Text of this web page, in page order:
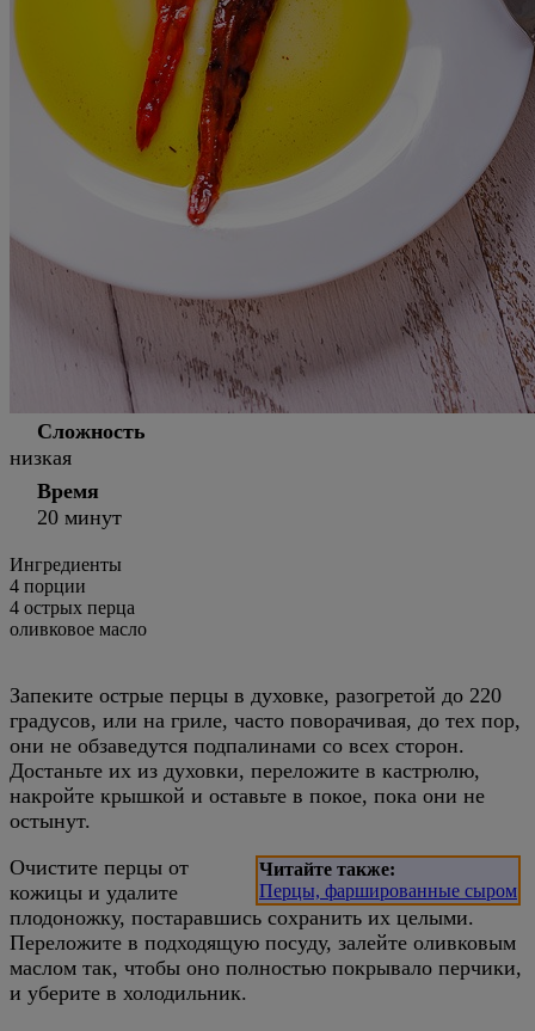
Сложность
низкая
Время
20 минут
Ингредиенты
4 порции
4 острых перца
оливковое масло
Запеките острые перцы в духовке, разогретой до 220
градусов, или на гриле, часто поворачивая, до тех пор,
они не обзаведутся подпалинами со всех сторон.
Достаньте их из духовки, переложите в кастрюлю,
накройте крышкой и оставьте в покое, пока они не
остынут.
Читайте также:
Перцы, фаршированные сыром
Очистите перцы от
кожицы и удалите
плодоножку, постаравшись сохранить их целыми.
Переложите в подходящую посуду, залейте оливковым
маслом так, чтобы оно полностью покрывало перчики,
и уберите в холодильник.